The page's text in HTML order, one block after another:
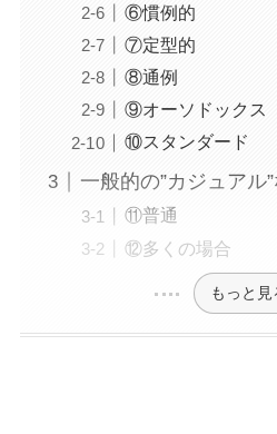
⑥慣例的
⑦定型的
⑧通例
⑨オーソドックス
⑩スタンダード
一般的の”カジュアル
⑪普通
⑫多くの場合
もっと見